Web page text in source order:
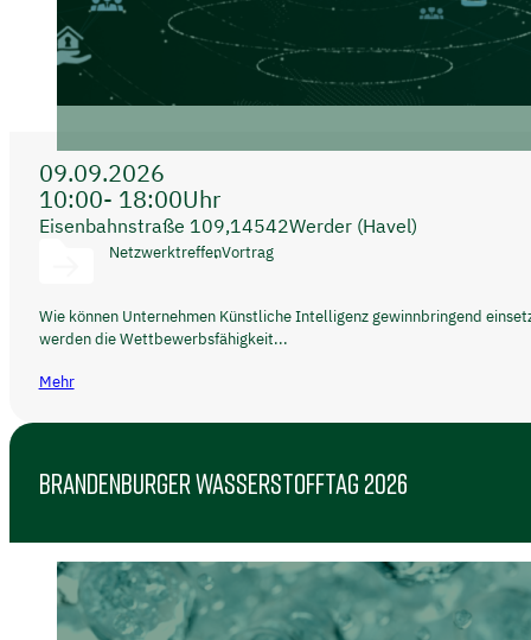
09.09.2026
10:00- 18:00Uhr
Eisenbahnstraße 109,14542Werder (Havel)
NetzwerktreffenVortrag
Wie können Unternehmen Künstliche Intelligenz gewinnbringend
werden die Wettbewerbsfähigkeit...
Mehr
BRANDENBURGER WASSERSTOFFTAG 2026